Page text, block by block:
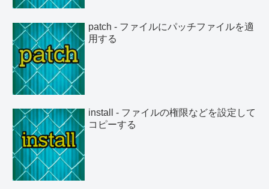
patch - ファイルにパッチファイルを適
用する
install - ファイルの権限などを設定して
コピーする